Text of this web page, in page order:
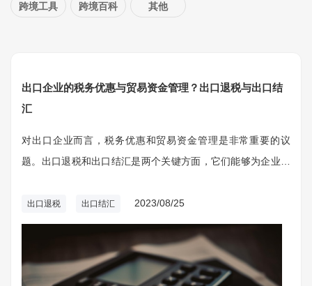
跨境工具 跨境百科 其他
出口企业的税务优惠与贸易资金管理？出口退税与出口结
汇
对出口企业而言，税务优惠和贸易资金管理是非常重要的议
题。出口退税和出口结汇是两个关键方面，它们能够为企业提
出口退税 出口结汇 2023/08/25